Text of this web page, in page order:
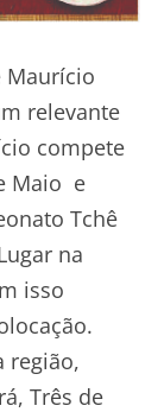
Maurício
relevante
compete
Maio e
Tchê
na
isso
região,
Três de